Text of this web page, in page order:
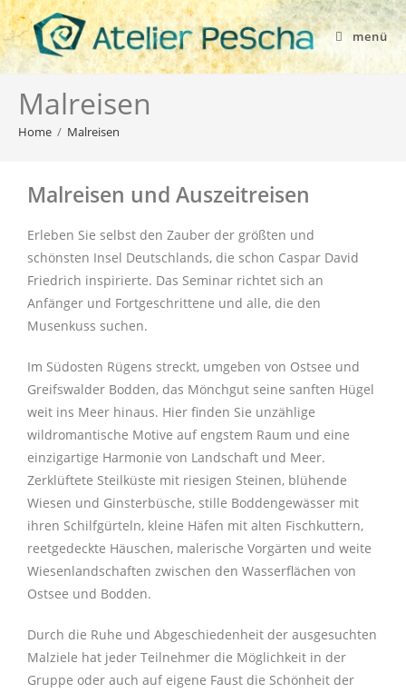
menü
Malreisen
Home / Malreisen
Malreisen und Auszeitreisen
Erleben Sie selbst den Zauber der größten und
schönsten Insel Deutschlands, die schon Caspar David
Friedrich inspirierte. Das Seminar richtet sich an
Anfänger und Fortgeschrittene und alle, die den
Musenkuss suchen.
Im Südosten Rügens streckt, umgeben von Ostsee und
Greifswalder Bodden, das Mönchgut seine sanften Hügel
weit ins Meer hinaus. Hier finden Sie unzählige
wildromantische Motive auf engstem Raum und eine
einzigartige Harmonie von Landschaft und Meer.
Zerklüftete Steilküste mit riesigen Steinen, blühende
Wiesen und Ginsterbüsche, stille Boddengewässer mit
ihren Schilfgürteln, kleine Häfen mit alten Fischkuttern,
reetgedeckte Häuschen, malerische Vorgärten und weite
Wiesenlandschaften zwischen den Wasserflächen von
Ostsee und Bodden.
Durch die Ruhe und Abgeschiedenheit der ausgesuchten
Malziele hat jeder Teilnehmer die Möglichkeit in der
Gruppe oder auch auf eigene Faust die Schönheit der